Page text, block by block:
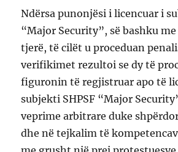
Ndërsa punonjësi i licencuar i
“Major Security”, së bashku
tjerë, të cilët u proceduan
verifikimet rezultoi se dy të
figuronin të regjistruar apo të
subjekti SHPSF “Major
veprime arbitrare duke
dhe në tejkalim të